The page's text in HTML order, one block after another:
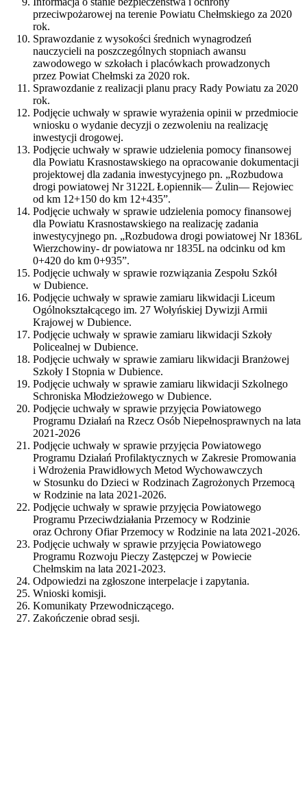
przeciwpożarowej na terenie Powiatu Chełmskiego za 2020
rok.
Sprawozdanie z wysokości średnich wynagrodzeń
nauczycieli na poszczególnych stopniach awansu
zawodowego w szkołach i placówkach prowadzonych
przez Powiat Chełmski za 2020 rok.
Sprawozdanie z realizacji planu pracy Rady Powiatu za 2020
rok.
Podjęcie uchwały w sprawie wyrażenia opinii w przedmiocie
wniosku o wydanie decyzji o zezwoleniu na realizację
inwestycji drogowej.
Podjęcie uchwały w sprawie udzielenia pomocy finansowej
dla Powiatu Krasnostawskiego na opracowanie dokumentacji
projektowej dla zadania inwestycyjnego pn. „Rozbudowa
drogi powiatowej Nr 3122L Łopiennik— Żulin— Rejowiec
od km 12+150 do km 12+435”.
Podjęcie uchwały w sprawie udzielenia pomocy finansowej
dla Powiatu Krasnostawskiego na realizację zadania
inwestycyjnego pn. „Rozbudowa drogi powiatowej Nr 1836L
Wierzchowiny- dr powiatowa nr 1835L na odcinku od km
0+420 do km 0+935”.
Podjęcie uchwały w sprawie rozwiązania Zespołu Szkół
w Dubience.
Podjęcie uchwały w sprawie zamiaru likwidacji Liceum
Ogólnokształcącego im. 27 Wołyńskiej Dywizji Armii
Krajowej w Dubience.
Podjęcie uchwały w sprawie zamiaru likwidacji Szkoły
Policealnej w Dubience.
Podjęcie uchwały w sprawie zamiaru likwidacji Branżowej
Szkoły I Stopnia w Dubience.
Podjęcie uchwały w sprawie zamiaru likwidacji Szkolnego
Schroniska Młodzieżowego w Dubience.
Podjęcie uchwały w sprawie przyjęcia Powiatowego
Programu Działań na Rzecz Osób Niepełnosprawnych na lata
2021-2026
Podjęcie uchwały w sprawie przyjęcia Powiatowego
Programu Działań Profilaktycznych w Zakresie Promowania
i Wdrożenia Prawidłowych Metod Wychowawczych
w Stosunku do Dzieci w Rodzinach Zagrożonych Przemocą
w Rodzinie na lata 2021-2026.
Podjęcie uchwały w sprawie przyjęcia Powiatowego
Programu Przeciwdziałania Przemocy w Rodzinie
oraz Ochrony Ofiar Przemocy w Rodzinie na lata 2021-2026.
Podjęcie uchwały w sprawie przyjęcia Powiatowego
Programu Rozwoju Pieczy Zastępczej w Powiecie
Chełmskim na lata 2021-2023.
Odpowiedzi na zgłoszone interpelacje i zapytania.
Wnioski komisji.
Komunikaty Przewodniczącego.
Zakończenie obrad sesji.